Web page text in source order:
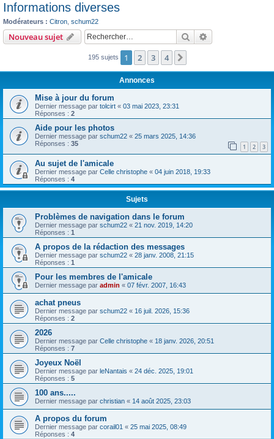
Informations diverses
Modérateurs : Citron schum22
Nouveau sujet Rechercher
195 sujets 1 2 3 4
Annonces
Mise à jour du forum
Dernier message par tolcirt « 03 mai 2023, 23:31
Réponses : 2
Aide pour les photos
Dernier message par schum22 « 25 mars 2025, 14:36
Réponses : 35 1 2 3
Au sujet de l'amicale
Dernier message par Celle christophe « 04 juin 2018, 19:33
Réponses : 4
Sujets
Problèmes de navigation dans le forum
Dernier message par schum22 « 21 nov. 2019, 14:20
Réponses : 1
A propos de la rédaction des messages
Dernier message par schum22 « 28 janv. 2008, 21:15
Réponses : 1
Pour les membres de l'amicale
Dernier message par admin « 07 févr. 2007, 16:43
achat pneus
Dernier message par schum22 « 16 juil. 2026, 15:36
Réponses : 2
2026
Dernier message par Celle christophe « 18 janv. 2026, 20:51
Réponses : 7
Joyeux Noël
Dernier message par leNantais « 24 déc. 2025, 19:01
Réponses : 5
100 ans.....
Dernier message par christian « 14 août 2025, 23:03
A propos du forum
Dernier message par corail01 « 25 mai 2025, 08:49
Réponses : 4